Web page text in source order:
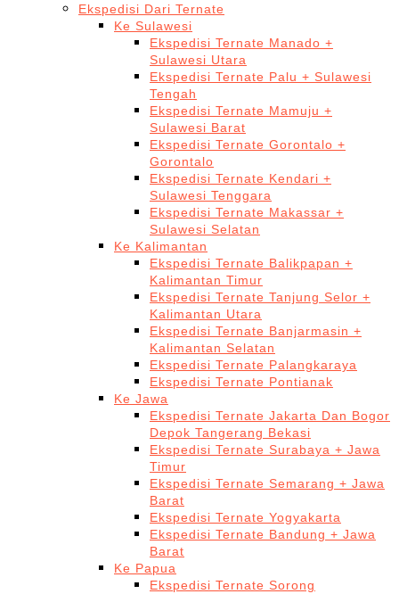
Ekspedisi Dari Ternate
Ke Sulawesi
Ekspedisi Ternate Manado +
Sulawesi Utara
Ekspedisi Ternate Palu + Sulawesi
Tengah
Ekspedisi Ternate Mamuju +
Sulawesi Barat
Ekspedisi Ternate Gorontalo +
Gorontalo
Ekspedisi Ternate Kendari +
Sulawesi Tenggara
Ekspedisi Ternate Makassar +
Sulawesi Selatan
Ke Kalimantan
Ekspedisi Ternate Balikpapan +
Kalimantan Timur
Ekspedisi Ternate Tanjung Selor +
Kalimantan Utara
Ekspedisi Ternate Banjarmasin +
Kalimantan Selatan
Ekspedisi Ternate Palangkaraya
Ekspedisi Ternate Pontianak
Ke Jawa
Ekspedisi Ternate Jakarta Dan Bogor
Depok Tangerang Bekasi
Ekspedisi Ternate Surabaya + Jawa
Timur
Ekspedisi Ternate Semarang + Jawa
Barat
Ekspedisi Ternate Yogyakarta
Ekspedisi Ternate Bandung + Jawa
Barat
Ke Papua
Ekspedisi Ternate Sorong